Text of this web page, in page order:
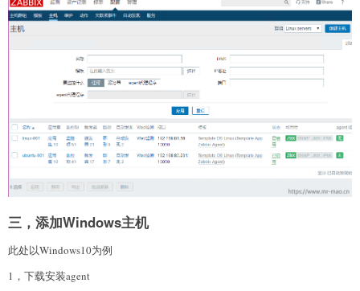
三，添加Windows主机
此处以Windows10为例
1，下载安装agent